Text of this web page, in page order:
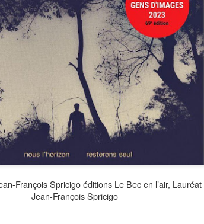
François Spricigo éditions Le Bec en l’air,
Jean-François Spricigo
Publié il y a3 days ago par Unknown
Ajouter un commentaire
sensible de Nafisa, jeune
quête d'émancipation